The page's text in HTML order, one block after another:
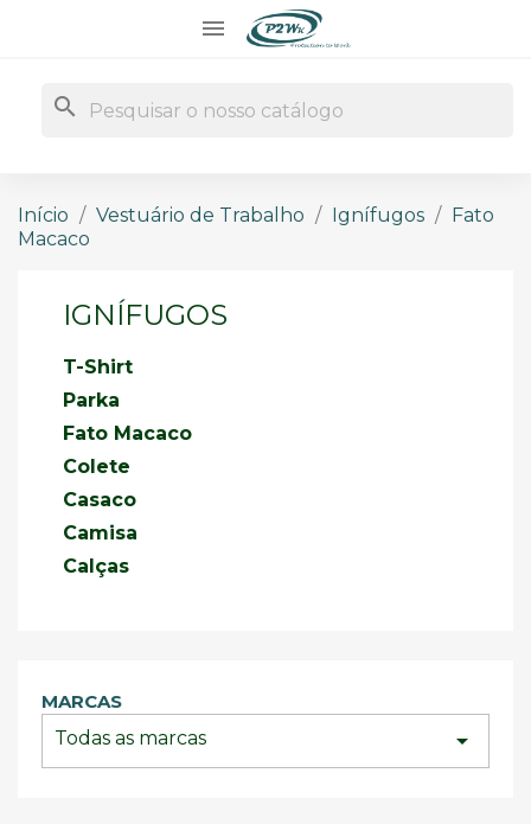

search
Início Vestuário de Trabalho Ignífugos
Fato
Macaco
IGNÍFUGOS
T-Shirt
Parka
Fato Macaco
Colete
Casaco
Camisa
Calças
MARCAS
Todas as marcas
arrow_drop_down